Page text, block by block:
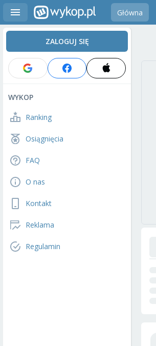
Główna
ZALOGUJ SIĘ
WYKOP
Ranking
Osiągnięcia
FAQ
O nas
Kontakt
Reklama
Regulamin